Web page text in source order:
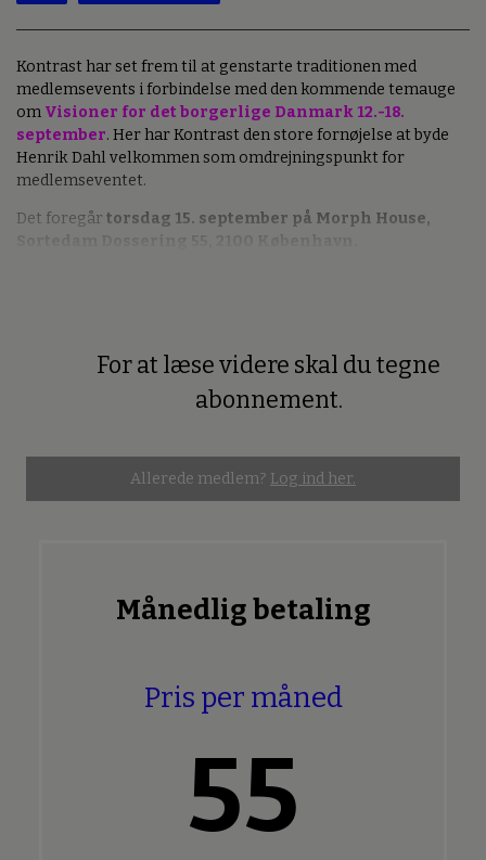
Kontrast har set frem til at genstarte traditionen med
medlemsevents i forbindelse med den kommende temauge
om Visioner for det borgerlige Danmark 12.-18.
september. Her har Kontrast den store fornøjelse at byde
Henrik Dahl velkommen som omdrejningspunkt for
medlemseventet.
Det foregår torsdag 15. september på Morph House,
For at læse videre skal du tegne
abonnement.
Allerede medlem? Log ind her.
Månedlig betaling
Pris per måned
55